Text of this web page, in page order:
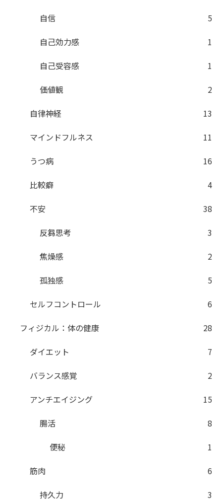
自信
5
自己効力感
1
自己受容感
1
価値観
2
自律神経
13
マインドフルネス
11
うつ病
16
比較癖
4
不安
38
反芻思考
3
焦燥感
2
孤独感
5
セルフコントロール
6
フィジカル：体の健康
28
ダイエット
7
バランス感覚
2
アンチエイジング
15
腸活
8
便秘
1
筋肉
6
持久力
3